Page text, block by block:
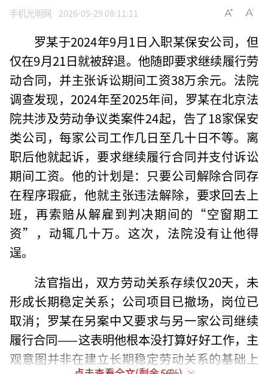
手机光明网 2026-05-29 08:11:11
罗某于2024年9月1日入职某保安公司，但
仅在9月21日就被辞退。他随即要求继续履行劳
动合同，并主张诉讼期间工资38万余元。法院
调查发现，2024年至2025年间，罗某在北京法
院共涉及劳动争议类案件24起，告了18家保安
类公司，每家公司工作几日至几十日不等。离
职后他就起诉，要求继续履行合同并支付诉讼
期间工资。他的计划是：只要公司解除合同存
在程序瑕疵，他就主张违法解除，要求回去上
班，再索赔从解雇到判决期间的“空窗期工
资”，动辄几十万。这次，法院没有让他得
逞。
法官指出，双方劳动关系存续仅20天，未
形成长期稳定关系；公司项目已撤场，岗位已
取消；罗某在另案中又要求与另一家公司继续
履行合同——这表明他根本没打算好好工作，主
观意图并非在建立长期稳定劳动关系的基础上